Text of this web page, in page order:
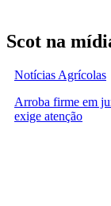
Scot na
Notícias Agrícolas
Arroba firme em
exige atenção